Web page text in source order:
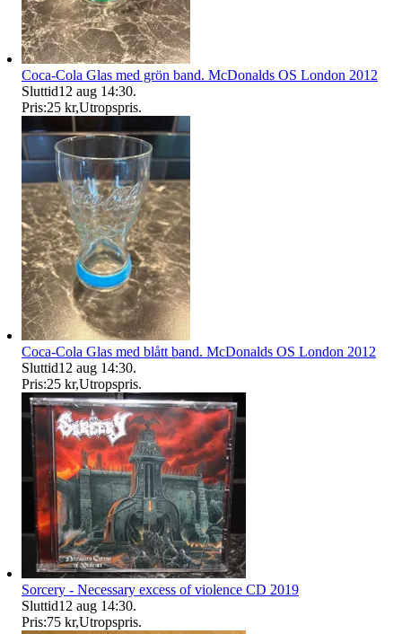
Coca-Cola Glas med grön band. McDonalds OS London 2012
Sluttid12 aug 14:30.
Pris:25 kr,Utropspris.
Coca-Cola Glas med blått band. McDonalds OS London 2012
Sluttid12 aug 14:30.
Pris:25 kr,Utropspris.
Sorcery - Necessary excess of violence CD 2019
Sluttid12 aug 14:30.
Pris:75 kr,Utropspris.